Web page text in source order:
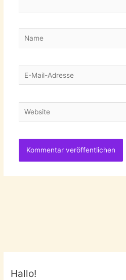
Name
E-
Mail-
Website
Hallo!